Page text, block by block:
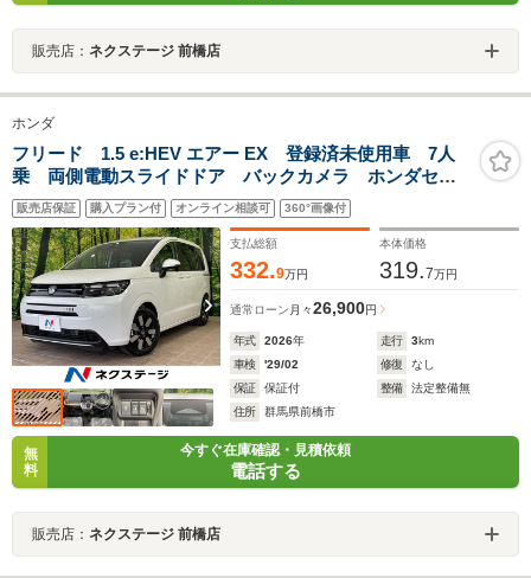
販売店： ネクステージ 前橋店
ホンダ
フリード 1.5 e:HEV エアー EX 登録済未使用車 7人
乗 両側電動スライドドア バックカメラ ホンダセン
シング アダプティブクルーズ シートヒーター レー
ンキープ コーナーセンサー スマートキー LEDヘッ
ド オートハイビーム
販売店保証 購入プラン付 オンライン相談可 360°画像付
支払総額
332.9万円
本体価格
319.7万円
通常ローン 月々26,900円
年式 2026年 走行 3km
車検
'29/02 修復
なし
保証
保証付 整備
法定整備無
住所
群馬県前橋市
無
料
今すぐ在庫確認・見積依頼
電話する
販売店： ネクステージ 前橋店